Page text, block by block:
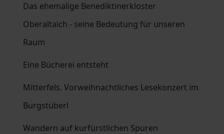
Das ehemalige Benediktinerkloster
Oberaltaich - seine Bedeutung für unseren
Raum
Eine Bücherei entsteht
Mitterfels. Vorweihnachtliches Lesekonzert im
Burgstüberl
Wandern auf kurfürstlichen Spuren